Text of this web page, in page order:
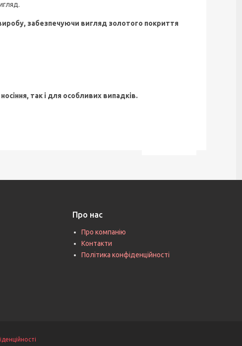
забезпечуючи вигляд золотого покриття
так і для особливих випадків.
Про нас
Про компанію
Контакти
Політика конфіденційності